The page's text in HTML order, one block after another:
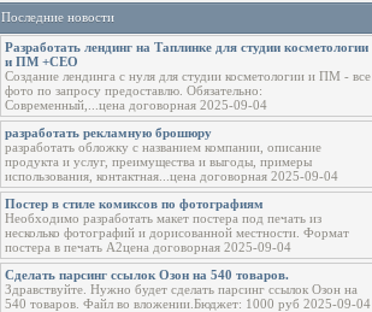
Последние новости
Разработать лендинг на Таплинке для студии косметологии
и ПМ +СЕО
Создание лендинга с нуля для студии косметологии и ПМ - все
фото по запросу предоставлю. Обязательно:
Современный,...цена договорная 2025-09-04
разработать рекламную брошюру
разработать обложку с названием компании, описание
продукта и услуг, преимущества и выгоды, примеры
использования, контактная...цена договорная 2025-09-04
Постер в стиле комиксов по фотографиям
Необходимо разработать макет постера под печать из
несколько фотографий и дорисованной местности. Формат
постера в печать А2цена договорная 2025-09-04
Сделать парсинг ссылок Озон на 540 товаров.
Здравствуйте. Нужно будет сделать парсинг ссылок Озон на
540 товаров. Файл во вложении.Бюджет: 1000 руб 2025-09-04